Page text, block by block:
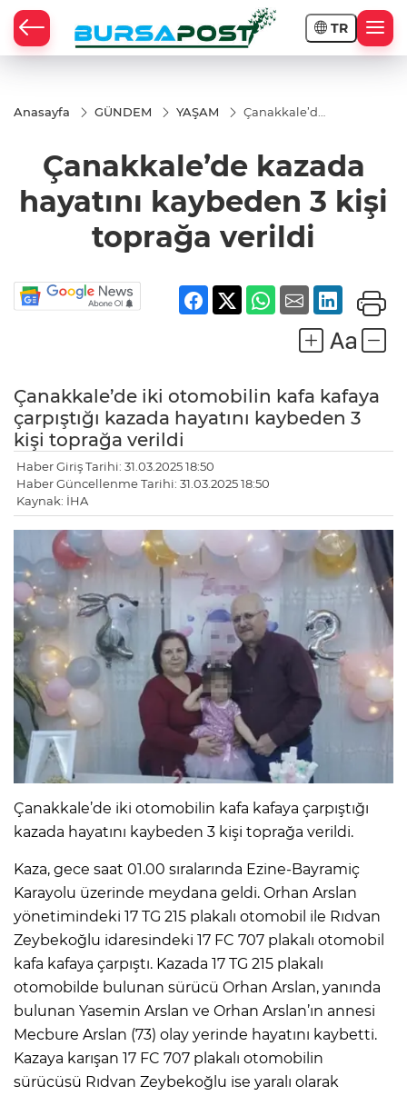
TR
Anasayfa GÜNDEM YAŞAM
Çanakkale’de
kaybeden 3
kişi toprağa
Çanakkale’de kazada
hayatını kaybeden 3 kişi
toprağa verildi
Çanakkale’de iki otomobilin kafa kafaya
çarpıştığı kazada hayatını kaybeden 3
kişi toprağa verildi
Haber Giriş Tarihi: 31.03.2025 18:50
Haber Güncellenme Tarihi: 31.03.2025 18:50
Kaynak: İHA
Çanakkale’de iki otomobilin kafa kafaya çarpıştığı
kazada hayatını kaybeden 3 kişi toprağa verildi.
Kaza, gece saat 01.00 sıralarında Ezine-Bayramiç
Karayolu üzerinde meydana geldi. Orhan Arslan
yönetimindeki 17 TG 215 plakalı otomobil ile Rıdvan
Zeybekoğlu idaresindeki 17 FC 707 plakalı otomobil
kafa kafaya çarpıştı. Kazada 17 TG 215 plakalı
otomobilde bulunan sürücü Orhan Arslan, yanında
bulunan Yasemin Arslan ve Orhan Arslan’ın annesi
Mecbure Arslan (73) olay yerinde hayatını kaybetti.
Kazaya karışan 17 FC 707 plakalı otomobilin
sürücüsü Rıdvan Zeybekoğlu ise yaralı olarak